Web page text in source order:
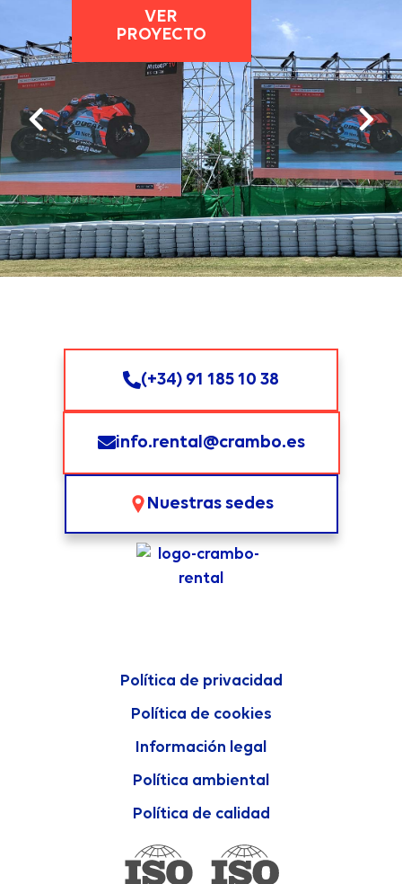
VER
PROYECTO
(+34) 91 185 10 38
info.rental@crambo.es
Nuestras sedes
Política de privacidad
Política de cookies
Información legal
Política ambiental
Política de calidad